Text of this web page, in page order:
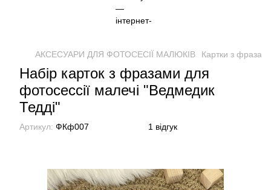
АКСЕСУАРИ ДЛЯ ФОТОСЕСІЇ МАЛЮКІВ Картки з
Набір карток з фразами для
фотосессії малечі "Ведмедик
Тедді"
Артикул: ФКф007 1 відгук